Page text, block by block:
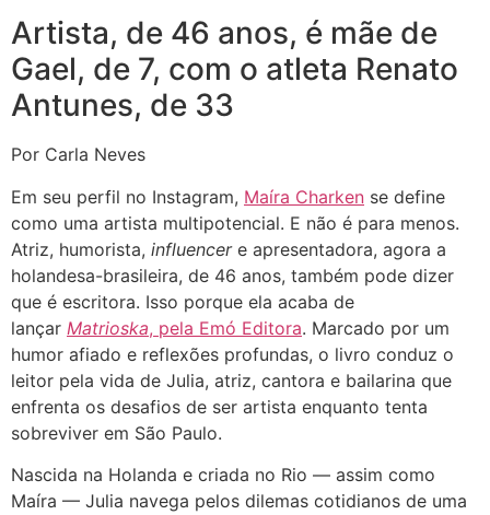
Artista, de 46 anos, é mãe de
Gael, de 7, com o atleta Renato
Antunes, de 33
Por Carla Neves
Em seu perfil no Instagram, Maíra Charken se define
como uma artista multipotencial. E não é para menos.
Atriz, humorista, influencer e apresentadora, agora a
holandesa-brasileira, de 46 anos, também pode dizer
que é escritora. Isso porque ela acaba de
lançar Matrioska, pela Emó Editora. Marcado por um
humor afiado e reflexões profundas, o livro conduz o
leitor pela vida de Julia, atriz, cantora e bailarina que
enfrenta os desafios de ser artista enquanto tenta
sobreviver em São Paulo.
Nascida na Holanda e criada no Rio — assim como
Maíra — Julia navega pelos dilemas cotidianos de uma